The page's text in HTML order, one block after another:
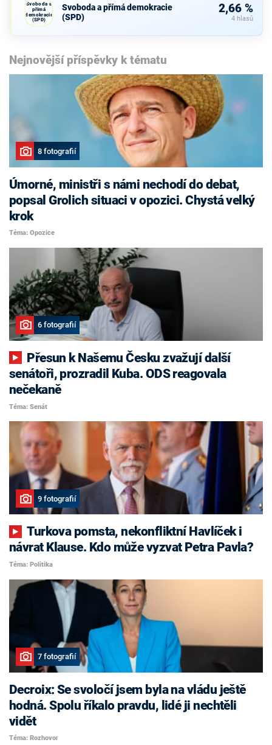
Svoboda a
přímá
demokracie
(SPD)
Svoboda a přímá demokracie
(SPD)
2,66 %
4 hlasů
Nejnovější příspěvky k tématu
8 fotografií
Úmorné, ministři s námi nechodí do debat,
popsal Grolich situaci v opozici. Chystá velký
krok
Téma: Opozice
6 fotografií
senátoři, prozradil Kuba. ODS reagovala
nečekaně
Téma: Senát
9 fotografií
Turkova pomsta, nekonfliktní Havlíček i
návrat Klause. Kdo může vyzvat Petra Pavla?
Téma: Politika
7 fotografií
Decroix: Se svoločí jsem byla na vládu ještě
hodná. Spolu říkalo pravdu, lidé ji nechtěli
vidět
Téma: Rozhovor